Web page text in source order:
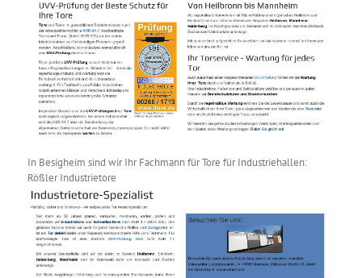
In Besigheim sind wir Ihr Fachmann für Tore für Industriehallen:
Rößler Industrietore